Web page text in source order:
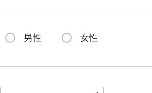
男性 女性